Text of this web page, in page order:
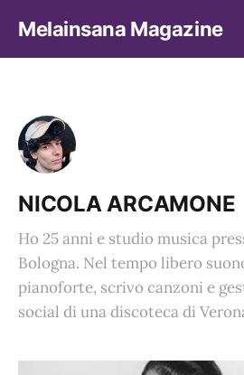
Melainsana Magazine
NICOLA ARCAMONE
Ho 25 anni e studio musica
Bologna. Nel tempo libero
pianoforte, scrivo canzoni e
social di una discoteca di